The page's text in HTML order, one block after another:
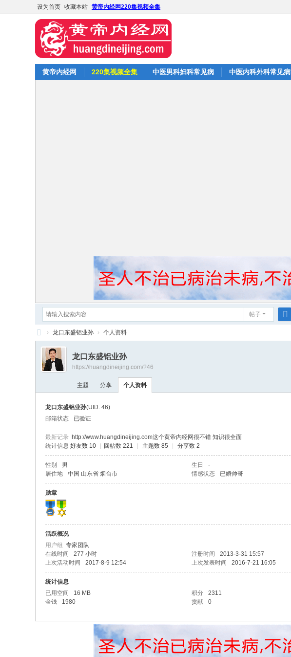
设为首页 收藏本站 黄帝内经网220集视频全集
黄帝内经网 220集视频全集 中医男科妇科常见病 中医内科外科常见病
帖子
索
黄
帝
内
› 龙口东盛铝业孙 › 个人资料
龙口东盛铝业孙
https://huangdineijing.com/?46
主题 分享 个人资料
龙口东盛铝业孙(UID: 46)
邮箱状态
已验证
最新记录 http://www.huangdineijing.com这个黄帝内经网很不错 知识很全面
统计信息 好友数 10 回帖数 221 主题数 85 分享数 2
性别 男 生日 -
居住地
中国 山东省 烟台市 情感状态 已婚帅哥
勋章
活跃概况
用户组 专家团队
在线时间
277 小时 注册时间 2013-3-31 15:57
上次活动时间
2017-8-9 12:54 上次发表时间 2016-7-21 16:05
统计信息
已用空间
16 MB 积分 2311
金钱
1980 贡献 0